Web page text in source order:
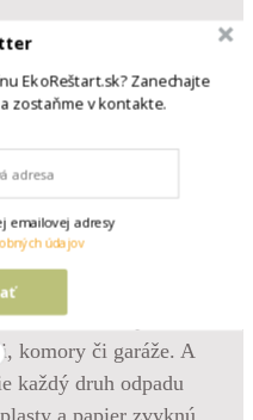
EkoReštart.sk? Zanechajte
zostaňme v kontakte.
emailovej adresy
údajov